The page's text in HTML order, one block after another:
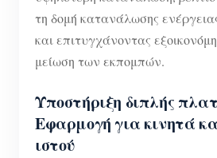
τη δομή κατανάλωσης
και επιτυγχάνοντας
μείωση των εκπομπών.
Υποστήριξη διπλής
Εφαρμογή για κινητά
ιστού